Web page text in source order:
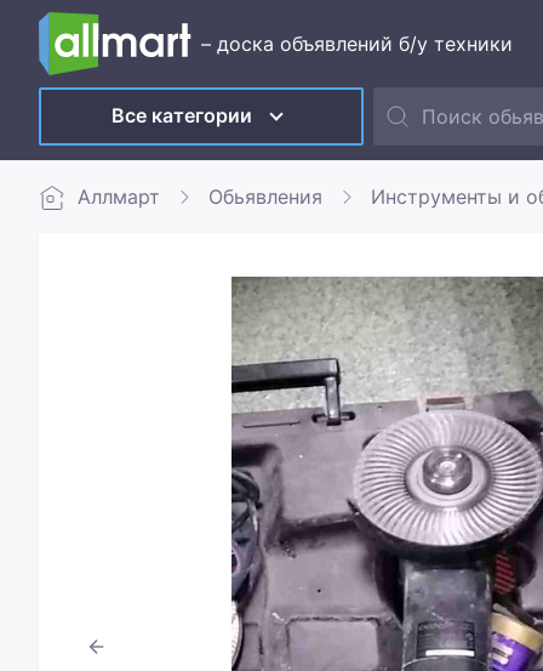
– доска объявлений б/у техники
Все категории
Аллмарт Обьявления Инструменты и